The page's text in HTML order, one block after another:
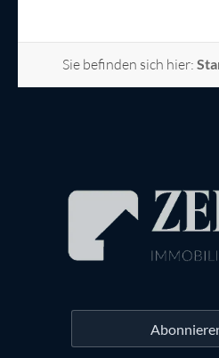
Sie befinden sich hier: